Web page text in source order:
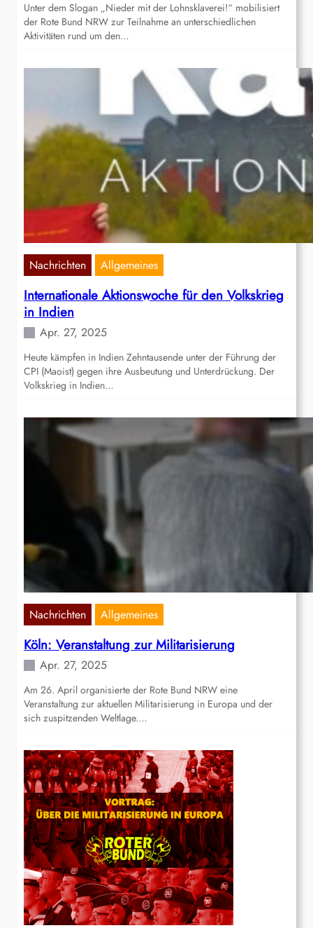
Unter dem Slogan „Nieder mit der Lohnsklaverei!“ mobilisiert
der Rote Bund NRW zur Teilnahme an unterschiedlichen
Aktivitäten rund um den…
Nachrichten Allgemeines
Internationale Aktionswoche für den Volkskrieg
in Indien
Apr. 27, 2025
Heute kämpfen in Indien Zehntausende unter der Führung der
CPI (Maoist) gegen ihre Ausbeutung und Unterdrückung. Der
Volkskrieg in Indien…
Nachrichten Allgemeines
Köln: Veranstaltung zur Militarisierung
Apr. 27, 2025
Am 26. April organisierte der Rote Bund NRW eine
Veranstaltung zur aktuellen Militarisierung in Europa und der
sich zuspitzenden Weltlage.…